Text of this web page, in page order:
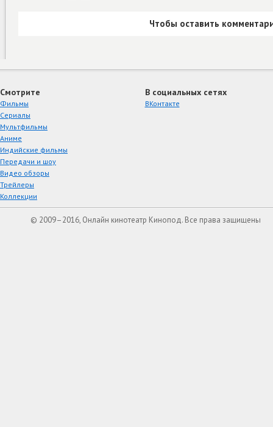
Чтобы оставить
Смотрите
Фильмы
Сериалы
Мультфильмы
Аниме
Индийские фильмы
Передачи и шоу
Видео обзоры
Трейлеры
Коллекции
В социальных сетях
ВКонтакте
© 2009–2016, Онлайн кинотеатр Кинопод. Все права защищены